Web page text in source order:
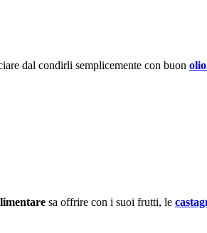
dal condirli semplicemente con buon
sa offrire con i suoi frutti, le